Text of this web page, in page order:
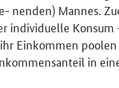
nenden) Mannes.
individuelle Konsum
Einkommen
in